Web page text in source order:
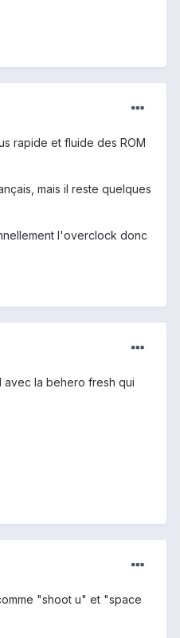
rapide et fluide des ROM
mais il reste quelques
l'overclock donc
avec la behero fresh qui
"shoot u" et "space